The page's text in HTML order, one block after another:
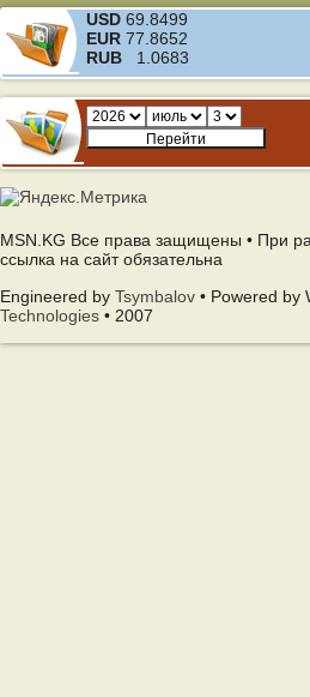
USD 69.8499
EUR 77.8652
RUB 1.0683
MSN.KG Все права защищены • При
ссылка на сайт обязательна
Engineered by Tsymbalov • Powered by
Technologies • 2007